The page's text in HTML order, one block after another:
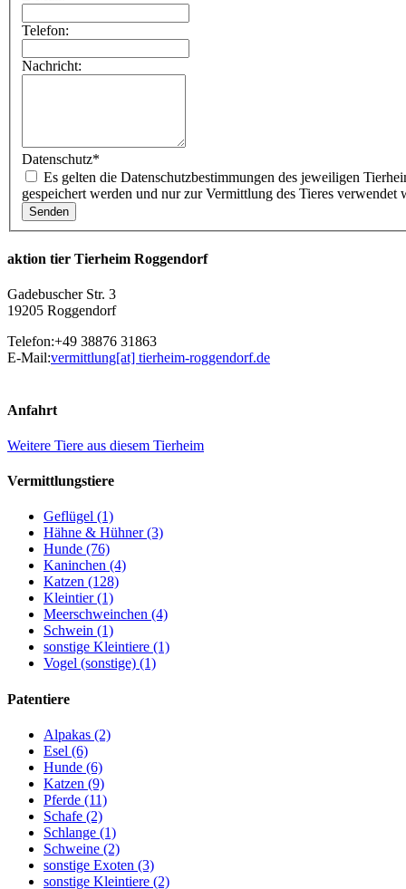
Telefon:
Nachricht:
Datenschutz*
gespeichert werden und nur zur Vermittlung des Tieres
aktion tier Tierheim Roggendorf
Gadebuscher Str. 3
19205 Roggendorf
Telefon:+49 38876 31863
E-Mail:vermittlung[at] tierheim-roggendorf.de
Anfahrt
Weitere Tiere aus diesem Tierheim
Vermittlungstiere
Geflügel (1)
Hähne & Hühner (3)
Hunde (76)
Kaninchen (4)
Katzen (128)
Kleintier (1)
Meerschweinchen (4)
Schwein (1)
sonstige Kleintiere (1)
Vogel (sonstige) (1)
Patentiere
Alpakas (2)
Esel (6)
Hunde (6)
Katzen (9)
Pferde (11)
Schafe (2)
Schlange (1)
Schweine (2)
sonstige Exoten (3)
sonstige Kleintiere (2)